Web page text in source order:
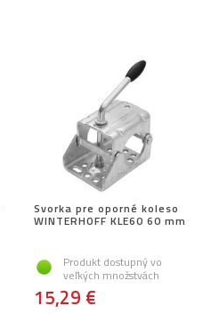
Svorka pre oporné koleso
WINTERHOFF KLE60 60 mm
Produkt dostupný vo
veľkých množstvách
15,29 €